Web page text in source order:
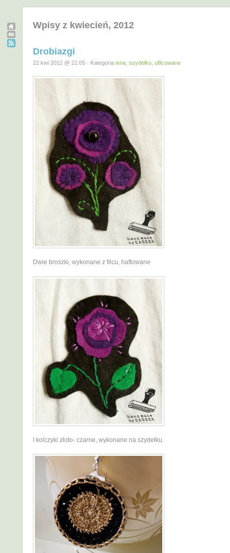
Wpisy z kwiecień, 2012
Drobiazgi
22 kwi 2012 @ 21:05 · Kategoria inne szydełko ufilcowane
Dwie broszki, wykonane z filcu, haftowane
I kolczyki złoto- czarne, wykonane na szydełku.